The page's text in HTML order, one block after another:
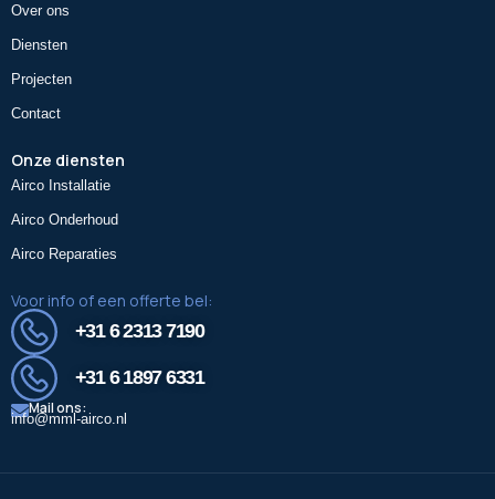
Over ons
Diensten
Projecten
Contact
Onze diensten
Airco Installatie
Airco Onderhoud
Airco Reparaties
Voor info of een offerte bel:
+31 6 2313 7190
+31 6 1897 6331
Mail ons:
info@mml-airco.nl